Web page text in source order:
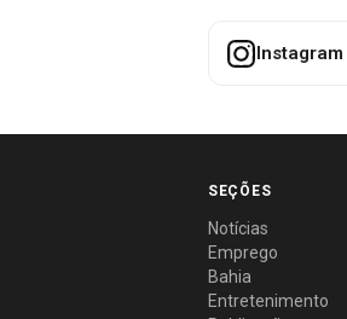
Instagram
SEÇÕES
Notícias
Emprego
Bahia
Entretenimento